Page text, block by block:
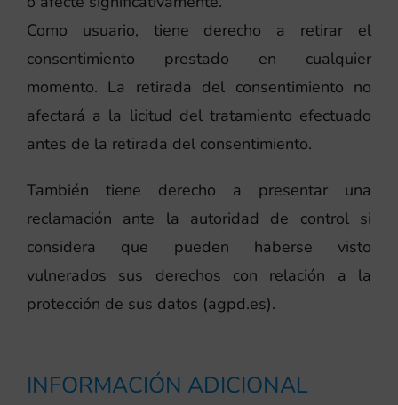
Como usuario, tiene derecho a retirar el
consentimiento prestado en cualquier
momento. La retirada del consentimiento no
afectará a la licitud del tratamiento efectuado
antes de la retirada del consentimiento.
También tiene derecho a presentar una
reclamación ante la autoridad de control si
considera que pueden haberse visto
vulnerados sus derechos con relación a la
protección de sus datos (agpd.es).
INFORMACIÓN ADICIONAL